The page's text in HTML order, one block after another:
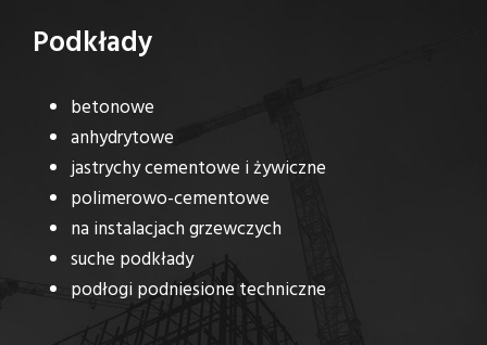
Podkłady
betonowe
anhydrytowe
jastrychy cementowe i żywiczne
polimerowo-cementowe
na instalacjach grzewczych
suche podkłady
podłogi podniesione techniczne